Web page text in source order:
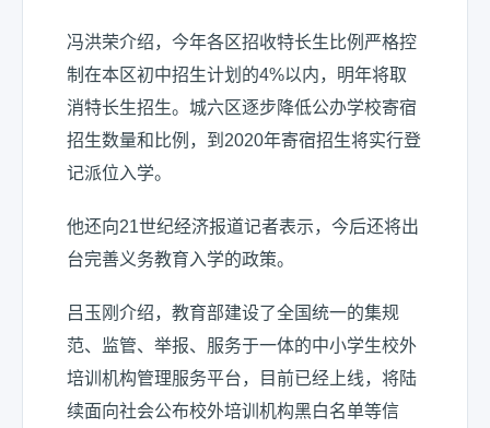
冯洪荣介绍，今年各区招收特长生比例严格控
制在本区初中招生计划的4%以内，明年将取
消特长生招生。城六区逐步降低公办学校寄宿
招生数量和比例，到2020年寄宿招生将实行登
记派位入学。
他还向21世纪经济报道记者表示，今后还将出
台完善义务教育入学的政策。
吕玉刚介绍，教育部建设了全国统一的集规
范、监管、举报、服务于一体的中小学生校外
培训机构管理服务平台，目前已经上线，将陆
续面向社会公布校外培训机构黑白名单等信